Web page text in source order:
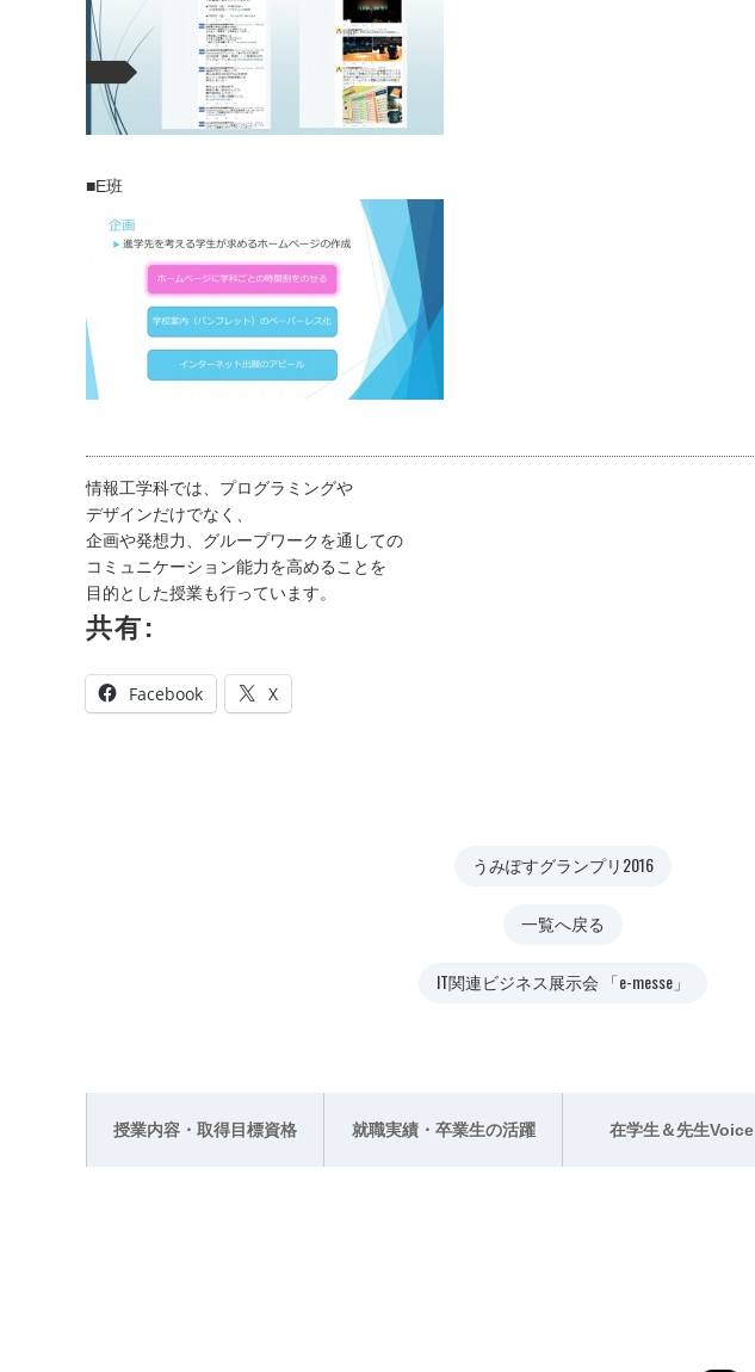
■E班
情報工学科では、プログラミングや
デザインだけでなく、
企画や発想力、グループワークを通しての
コミュニケーション能力を高めることを
目的とした授業も行っています。
共有:
Facebook X
うみぽすグランプリ2016
一覧へ戻る
IT関連ビジネス展示会 「e-messe」
授業内容・取得目標資格 就職実績・卒業生の活躍 在学生＆先生Voice